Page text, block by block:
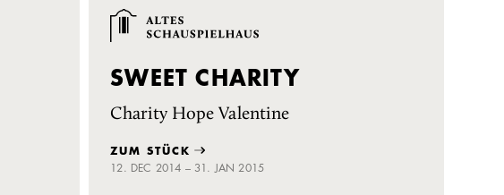
SWEET CHARITY
Charity Hope Valentine
ZUM STÜCK
12. DEC 2014 – 31. JAN 2015